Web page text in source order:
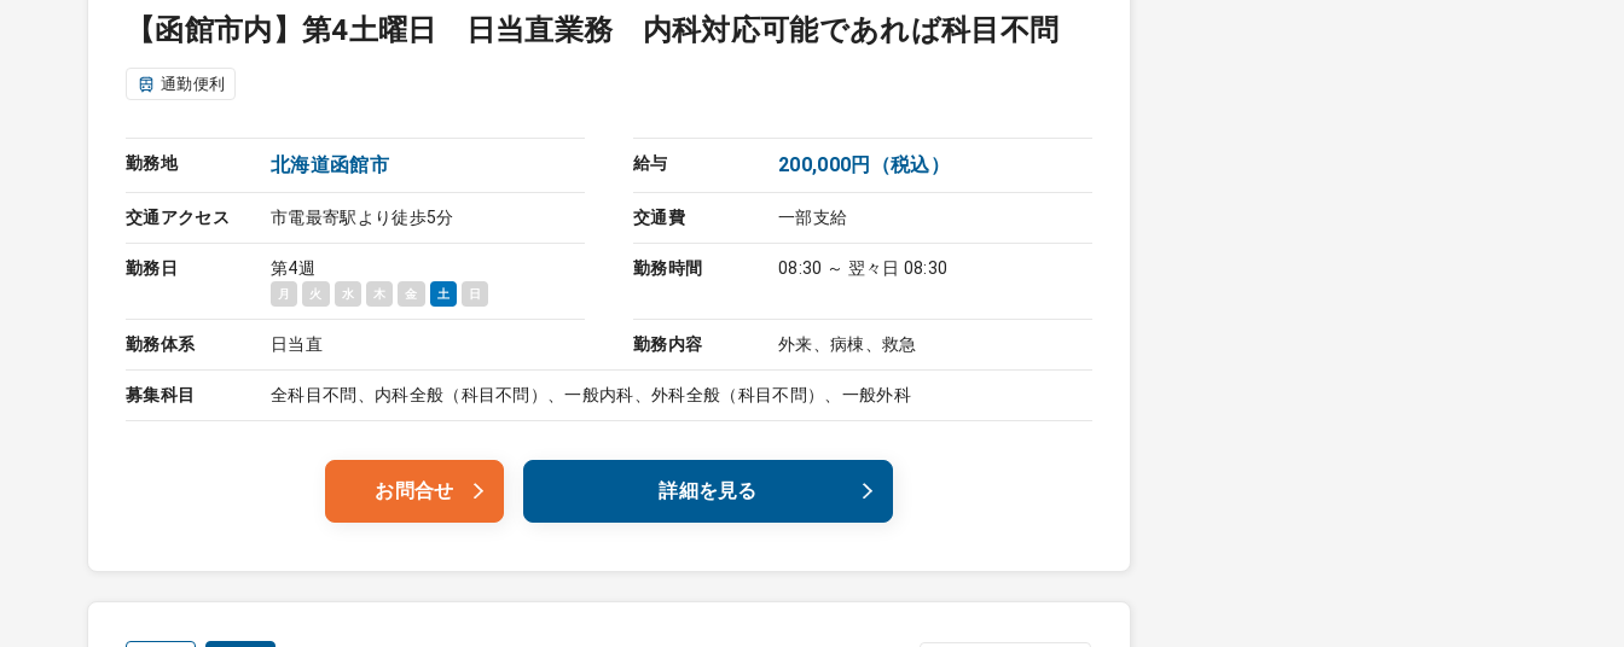
【函館市内】第4土曜日 日当直業務 内科対応可能であれば科目不問
通勤便利
勤務地 北海道函館市 給与 200,000円（税込）
交通アクセス 市電最寄駅より徒歩5分 交通費 一部支給
勤務日 第4週
月 火 水 木 金 土 日
勤務時間 08:30 ～ 翌々日 08:30
勤務体系 日当直 勤務内容 外来、病棟、救急
募集科目 全科目不問、内科全般（科目不問）、一般内科、外科全般（科目不問）、一般外科
お問合せ 詳細を見る